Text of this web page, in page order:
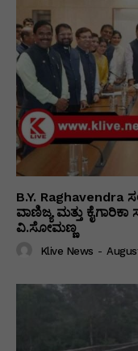
B.Y. Raghavendra
ವಾಣಿಜ್ಯ ಮತ್ತು
ವಿ‌.ಸೋಮಣ್ಣ
Klive News -